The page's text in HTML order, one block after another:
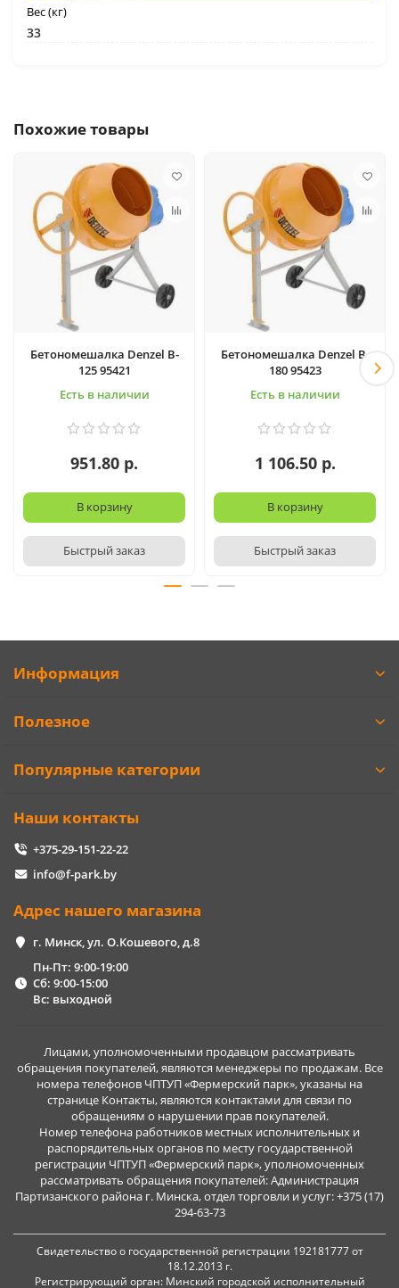
Вес (кг)
33
Похожие товары
Бетономешалка Denzel B-
125 95421
Есть в наличии
951.80 р.
В корзину
Быстрый заказ
Бетономешалка Denzel B-
180 95423
Есть в наличии
1 106.50 р.
В корзину
Быстрый заказ
Информация
Полезное
Популярные категории
Наши контакты
+375-29-151-22-22
info@f-park.by
Адрес нашего магазина
г. Минск, ул. О.Кошевого, д.8
Пн-Пт: 9:00-19:00
Сб: 9:00-15:00
Вс: выходной
Лицами, уполномоченными продавцом рассматривать
обращения покупателей, являются менеджеры по продажам. Все
номера телефонов ЧПТУП «Фермерский парк», указаны на
странице Контакты, являются контактами для связи по
обращениям о нарушении прав покупателей.
Номер телефона работников местных исполнительных и
распорядительных органов по месту государственной
регистрации ЧПТУП «Фермерский парк», уполномоченных
рассматривать обращения покупателей: Администрация
Партизанского района г. Минска, отдел торговли и услуг: +375 (17)
294-63-73
Свидетельство о государственной регистрации 192181777 от
18.12.2013 г.
Регистрирующий орган: Минский городской исполнительный